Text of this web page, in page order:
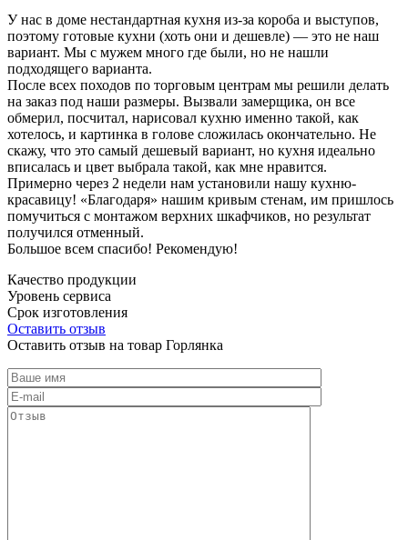
У нас в доме нестандартная кухня из-за короба и выступов,
поэтому готовые кухни (хоть они и дешевле) — это не наш
вариант. Мы с мужем много где были, но не нашли
подходящего варианта.
После всех походов по торговым центрам мы решили делать
на заказ под наши размеры. Вызвали замерщика, он все
обмерил, посчитал, нарисовал кухню именно такой, как
хотелось, и картинка в голове сложилась окончательно. Не
скажу, что это самый дешевый вариант, но кухня идеально
вписалась и цвет выбрала такой, как мне нравится.
Примерно через 2 недели нам установили нашу кухню-
красавицу! «Благодаря» нашим кривым стенам, им пришлось
помучиться с монтажом верхних шкафчиков, но результат
получился отменный.
Большое всем спасибо! Рекомендую!
Качество продукции
Уровень сервиса
Срок изготовления
Оставить отзыв
Оставить отзыв на товар Горлянка